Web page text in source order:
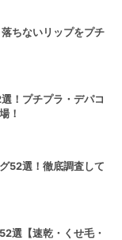
ちないリップをプチ
！プチプラ・デパコ
！
52選！徹底調査して
選【速乾・くせ毛・